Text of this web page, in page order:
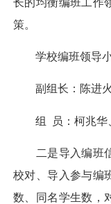
策。
学校编班领导小
副组长：陈进火
组 员：柯兆华
二是导入编班信
校对、导入参与编
数、同名学生数，